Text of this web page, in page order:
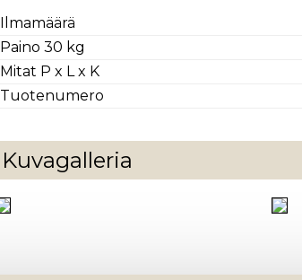
Ilmamäärä
Paino 30 kg
Mitat P x L x K
Tuotenumero
Kuvagalleria